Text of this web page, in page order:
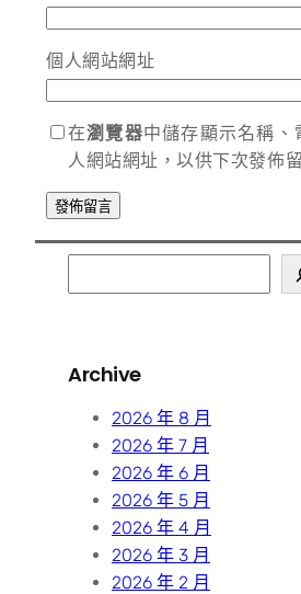
個人網站網址
在瀏覽器中儲存顯示名稱、
人網站網址，以供下次發佈
e
c
Archive
2026 年 8 月
2026 年 7 月
2026 年 6 月
2026 年 5 月
2026 年 4 月
2026 年 3 月
2026 年 2 月